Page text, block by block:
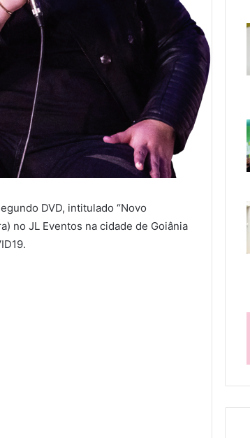
DVD, intitulado “Novo
no JL Eventos na cidade de Goiânia